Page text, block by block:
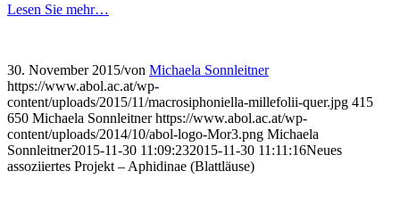
Lesen Sie mehr…
30. November 2015/von Michaela Sonnleitner
https://www.abol.ac.at/wp-
content/uploads/2015/11/macrosiphoniella-millefolii-quer.jpg 415
650 Michaela Sonnleitner https://www.abol.ac.at/wp-
content/uploads/2014/10/abol-logo-Mor3.png Michaela
Sonnleitner2015-11-30 11:09:232015-11-30 11:11:16Neues
assoziiertes Projekt – Aphidinae (Blattläuse)